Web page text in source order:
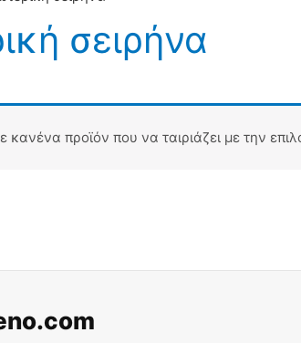
σειρήνα
κανένα προϊόν που να ταιριάζει με την